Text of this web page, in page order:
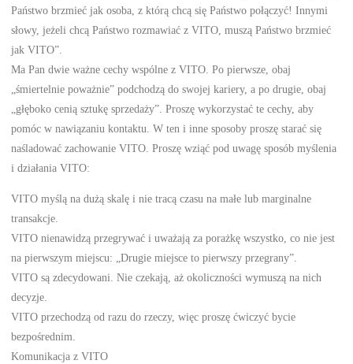
Państwo brzmieć jak osoba, z którą chcą się Państwo połączyć! Innymi
słowy, jeżeli chcą Państwo rozmawiać z VITO, muszą Państwo brzmieć
jak VITO”.
Ma Pan dwie ważne cechy wspólne z VITO. Po pierwsze, obaj
„śmiertelnie poważnie” podchodzą do swojej kariery, a po drugie, obaj
„głęboko cenią sztukę sprzedaży”. Proszę wykorzystać te cechy, aby
pomóc w nawiązaniu kontaktu. W ten i inne sposoby proszę starać się
naśladować zachowanie VITO. Proszę wziąć pod uwagę sposób myślenia
i działania VITO:
VITO myślą na dużą skalę i nie tracą czasu na małe lub marginalne
transakcje.
VITO nienawidzą przegrywać i uważają za porażkę wszystko, co nie jest
na pierwszym miejscu: „Drugie miejsce to pierwszy przegrany”.
VITO są zdecydowani. Nie czekają, aż okoliczności wymuszą na nich
decyzje.
VITO przechodzą od razu do rzeczy, więc proszę ćwiczyć bycie
bezpośrednim.
Komunikacja z VITO